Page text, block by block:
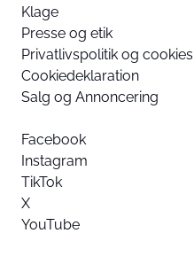
Klage
Presse og etik
Privatlivspolitik og cookies
Cookiedeklaration
Salg og Annoncering
Facebook
Instagram
TikTok
X
YouTube